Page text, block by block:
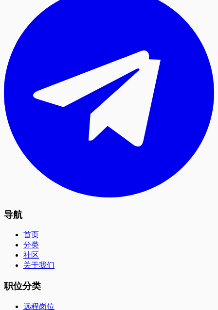
导航
首页
分类
社区
关于我们
职位分类
远程岗位